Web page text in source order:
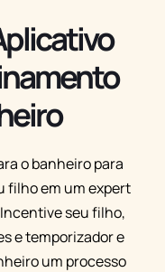
o banheiro para
filho em um expert
seu filho,
e temporizador e
um processo